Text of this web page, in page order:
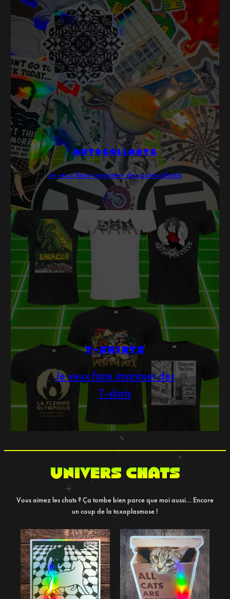
AUTOCOLLANTS
Je veux faire imprimer des autocollants
T-SHIRTS
Je veux faire imprimer des
T-shirts
UNIVERS chats
Vous aimez les chats ? Ça tombe bien parce que moi aussi… Encore
un coup de la toxoplasmose !